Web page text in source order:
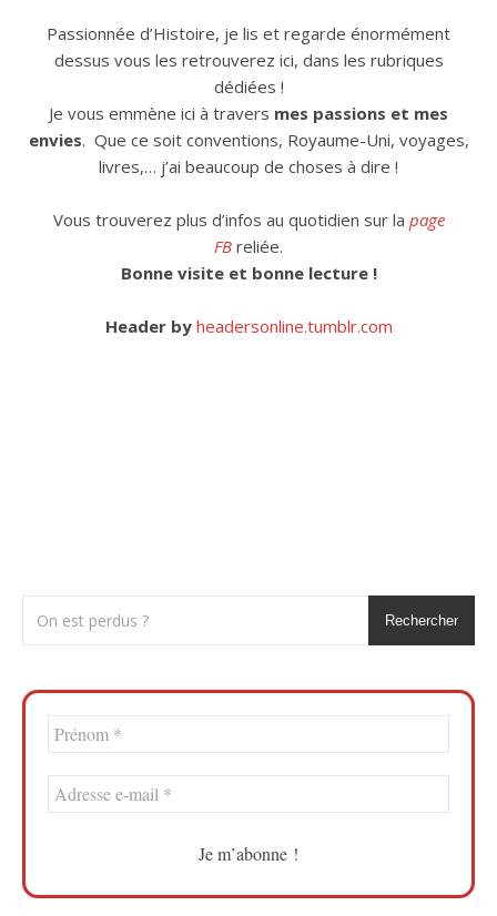
Passionnée d’Histoire, je lis et regarde énormément
dessus vous les retrouverez ici, dans les rubriques
dédiées !
Je vous emmène ici à travers mes passions et mes
envies. Que ce soit conventions, Royaume-Uni, voyages,
livres,… j’ai beaucoup de choses à dire !
Vous trouverez plus d’infos au quotidien sur la page
FB reliée.
Bonne visite et bonne lecture !
Header by headersonline.tumblr.com
Rechercher